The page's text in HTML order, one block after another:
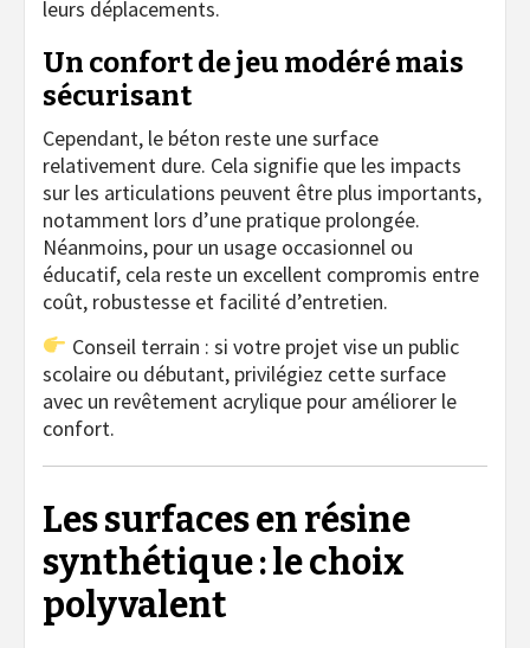
leurs déplacements.
Un confort de jeu modéré mais
sécurisant
Cependant, le béton reste une surface
relativement dure. Cela signifie que les impacts
sur les articulations peuvent être plus importants,
notamment lors d’une pratique prolongée.
Néanmoins, pour un usage occasionnel ou
éducatif, cela reste un excellent compromis entre
coût, robustesse et facilité d’entretien.
Conseil terrain : si votre projet vise un public
scolaire ou débutant, privilégiez cette surface
avec un revêtement acrylique pour améliorer le
confort.
Les surfaces en résine
synthétique : le choix
polyvalent